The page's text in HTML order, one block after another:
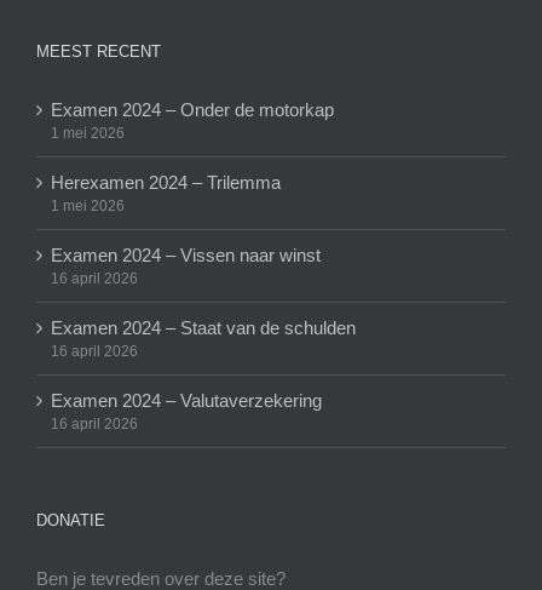
MEEST RECENT
Examen 2024 – Onder de motorkap
1 mei 2026
Herexamen 2024 – Trilemma
1 mei 2026
Examen 2024 – Vissen naar winst
16 april 2026
Examen 2024 – Staat van de schulden
16 april 2026
Examen 2024 – Valutaverzekering
16 april 2026
DONATIE
Ben je tevreden over deze site?